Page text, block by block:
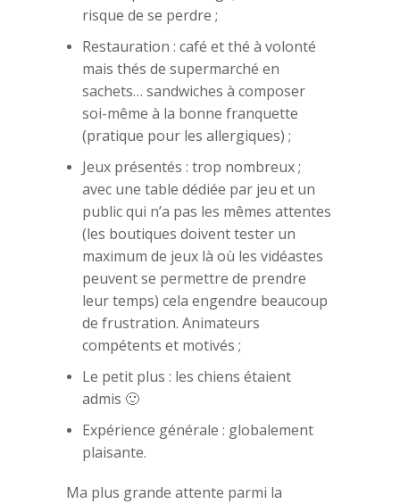
risque de se perdre ;
Restauration : café et thé à volonté
mais thés de supermarché en
sachets… sandwiches à composer
soi-même à la bonne franquette
(pratique pour les allergiques) ;
Jeux présentés : trop nombreux ;
avec une table dédiée par jeu et un
public qui n’a pas les mêmes attentes
(les boutiques doivent tester un
maximum de jeux là où les vidéastes
peuvent se permettre de prendre
leur temps) cela engendre beaucoup
de frustration. Animateurs
compétents et motivés ;
Le petit plus : les chiens étaient
admis 🙂
Expérience générale : globalement
plaisante.
Ma plus grande attente parmi la